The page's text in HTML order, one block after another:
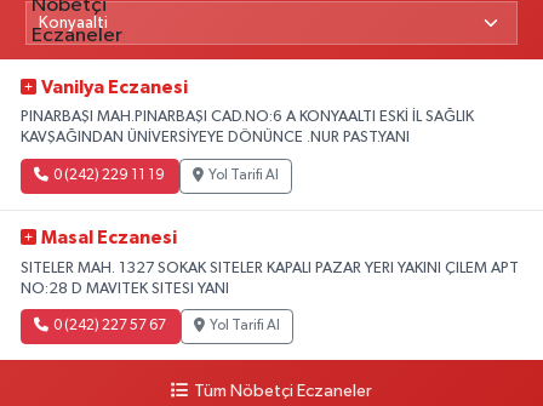
Vanilya Eczanesi
PINARBAŞI MAH.PINARBAŞI CAD.NO:6 A KONYAALTI ESKİ İL SAĞLIK
KAVŞAĞINDAN ÜNİVERSİYEYE DÖNÜNCE .NUR PAST.YANI
0 (242) 229 11 19 Yol Tarifi Al
Masal Eczanesi
SITELER MAH. 1327 SOKAK SITELER KAPALI PAZAR YERI YAKINI ÇILEM APT
NO:28 D MAVITEK SITESI YANI
0 (242) 227 57 67 Yol Tarifi Al
Tüm Nöbetçi Eczaneler